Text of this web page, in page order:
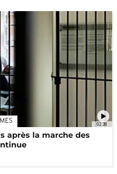
02:30
après la marche des